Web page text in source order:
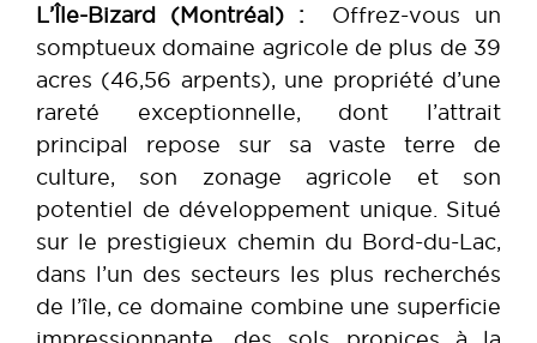
L’Île-Bizard (Montréal) : Offrez-vous un
somptueux domaine agricole de plus de 39
acres (46,56 arpents), une propriété d’une
rareté exceptionnelle, dont l’attrait
principal repose sur sa vaste terre de
culture, son zonage agricole et son
potentiel de développement unique. Situé
sur le prestigieux chemin du Bord-du-Lac,
dans l’un des secteurs les plus recherchés
de l’île, ce domaine combine une superficie